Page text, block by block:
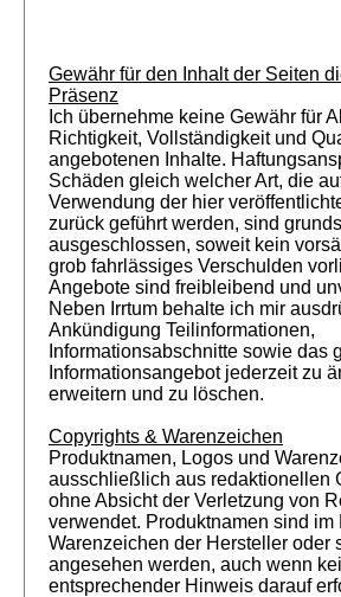
Gewähr für den Inhalt der Seiten
Präsenz
Ich übernehme keine Gewähr für
Richtigkeit, Vollständigkeit und
angebotenen Inhalte.
Schäden gleich welcher Art, die
Verwendung der hier
zurück geführt werden, sind
ausgeschlossen, soweit kein
grob fahrlässiges Verschulden
Angebote sind freibleibend und
Neben Irrtum behalte ich mir
Ankündigung Teilinformationen,
Informationsabschnitte sowie das
Informationsangebot jederzeit zu
erweitern und zu löschen.
Copyrights & Warenzeichen
Produktnamen, Logos und
ausschließlich aus redaktionellen
ohne Absicht der Verletzung von
verwendet. Produktnamen sind im
Warenzeichen der Hersteller oder
angesehen werden, auch wenn
entsprechender Hinweis darauf